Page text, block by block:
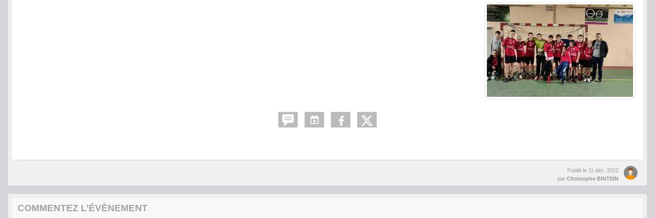
Publié le 11 déc. 2022
par Christophe BINTEIN
COMMENTEZ L’ÉVÈNEMENT